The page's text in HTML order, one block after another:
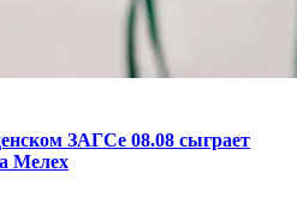
ЗАГСе 08.08 сыграет
Мелех